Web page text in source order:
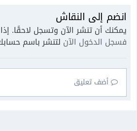
انضم إلى النقاش
يمكنك أن تنشر الآن وتسجل لاحقًا.
فسجل الدخول الآن لتنشر باسم
أضف تعليق